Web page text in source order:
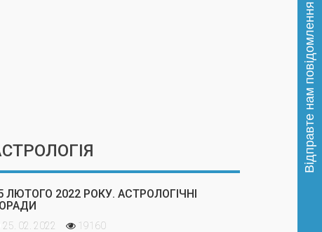
ЛЮТОГО 2022 РОКУ. АСТРОЛОГІЧНІ
25. 02. 2022 19160
Відправте нам повідомлення